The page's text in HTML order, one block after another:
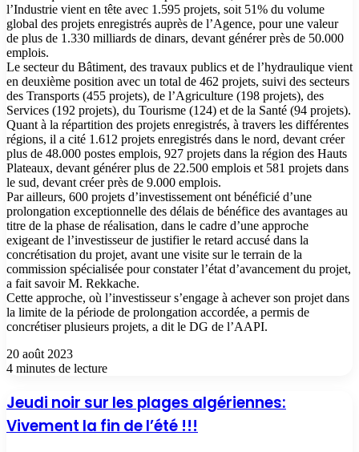
l’Industrie vient en tête avec 1.595 projets, soit 51% du volume
global des projets enregistrés auprès de l’Agence, pour une valeur
de plus de 1.330 milliards de dinars, devant générer près de 50.000
emplois.
Le secteur du Bâtiment, des travaux publics et de l’hydraulique vient
en deuxième position avec un total de 462 projets, suivi des secteurs
des Transports (455 projets), de l’Agriculture (198 projets), des
Services (192 projets), du Tourisme (124) et de la Santé (94 projets).
Quant à la répartition des projets enregistrés, à travers les différentes
régions, il a cité 1.612 projets enregistrés dans le nord, devant créer
plus de 48.000 postes emplois, 927 projets dans la région des Hauts
Plateaux, devant générer plus de 22.500 emplois et 581 projets dans
le sud, devant créer près de 9.000 emplois.
Par ailleurs, 600 projets d’investissement ont bénéficié d’une
prolongation exceptionnelle des délais de bénéfice des avantages au
titre de la phase de réalisation, dans le cadre d’une approche
exigeant de l’investisseur de justifier le retard accusé dans la
concrétisation du projet, avant une visite sur le terrain de la
commission spécialisée pour constater l’état d’avancement du projet,
a fait savoir M. Rekkache.
Cette approche, où l’investisseur s’engage à achever son projet dans
la limite de la période de prolongation accordée, a permis de
concrétiser plusieurs projets, a dit le DG de l’AAPI.
20 août 2023
4 minutes de lecture
Jeudi noir sur les plages algériennes:
Vivement la fin de l’été !!!